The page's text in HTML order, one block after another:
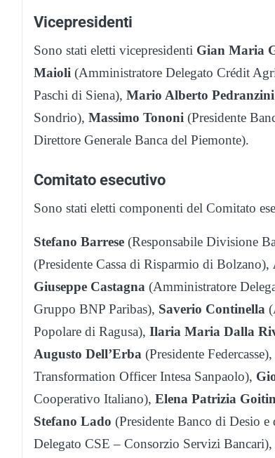
Vicepresidenti
Sono stati eletti vicepresidenti Gian Maria
Maioli (Amministratore Delegato Crédit
Paschi di Siena), Mario Alberto Pedranzini
Sondrio), Massimo Tononi (Presidente
Direttore Generale Banca del Piemonte).
Comitato esecutivo
Sono stati eletti componenti del Comitato
Stefano Barrese (Responsabile Divisione
(Presidente Cassa di Risparmio di Bolzano),
Giuseppe Castagna (Amministratore
Gruppo BNP Paribas), Saverio Continella
Popolare di Ragusa), Ilaria Maria Dalla
Augusto Dell’Erba (Presidente Federcasse),
Transformation Officer Intesa Sanpaolo),
Cooperativo Italiano), Elena Patrizia
Stefano Lado (Presidente Banco di Desio e
Delegato CSE – Consorzio Servizi Bancari),